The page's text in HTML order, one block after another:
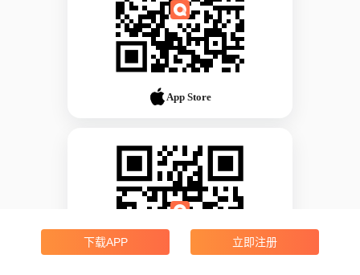
App Store
下载APP 立即注册